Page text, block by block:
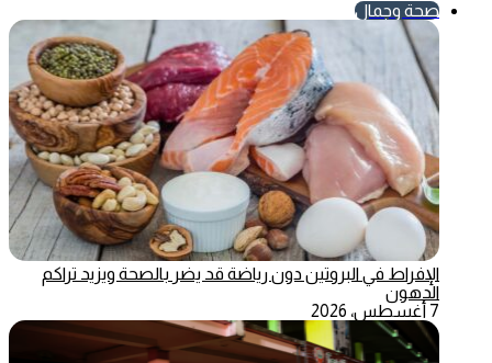
صحة وجمال
الإفراط في البروتين دون رياضة قد يضر بالصحة ويزيد تراكم
الدهون
7 أغسطس، 2026